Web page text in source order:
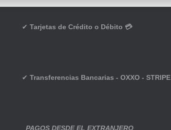
✔ Tarjetas de Crédito o Débito 💳
✔ Transferencias Bancarias - OXXO - STRIPE
PAGOS DESDE EL EXTRANJERO